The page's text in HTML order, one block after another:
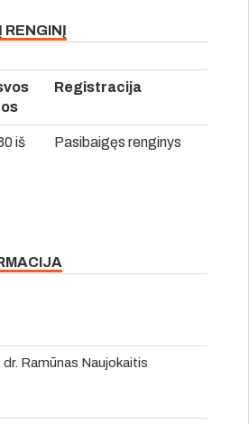
RENGINĮ
Registracija
iš
Pasibaigęs renginys
Ramūnas Naujokaitis